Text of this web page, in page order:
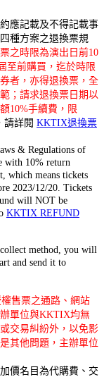
應記載及不得記載事
種方案之退換票規
之時限為演出日前10
至前購買，迄於時限
者，亦得退換票，全
；請求退換票日期以
10%手續費，限
請詳閱 KKTIX退換票
& Regulations of
with 10% return
which means tickets
2023/12/20. Tickets
will NOT be
KKTIX REFUND
method, you will
and send it to
售票之通路、網站
單位與KKTIX均無
交易糾紛外，以免影
其他問題，主辦單位
價名目為代購費、交